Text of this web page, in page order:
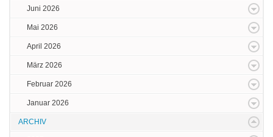
Juni 2026
Mai 2026
April 2026
März 2026
Februar 2026
Januar 2026
ARCHIV